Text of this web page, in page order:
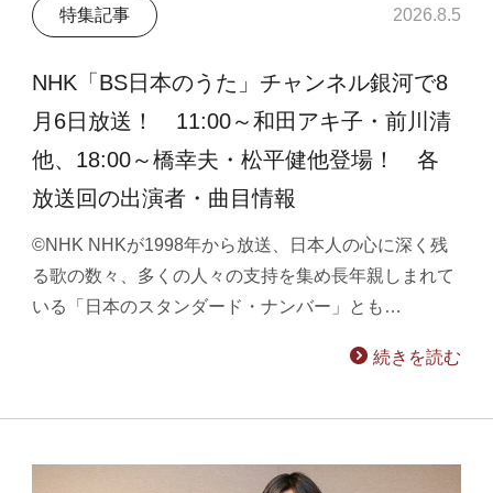
特集記事 2026.8.5
NHK「BS日本のうた」チャンネル銀河で8
月6日放送！ 11:00～和田アキ子・前川清
他、18:00～橋幸夫・松平健他登場！ 各
放送回の出演者・曲目情報
©NHK NHKが1998年から放送、日本人の心に深く残
る歌の数々、多くの人々の支持を集め長年親しまれて
いる「日本のスタンダード・ナンバー」とも…
続きを読む